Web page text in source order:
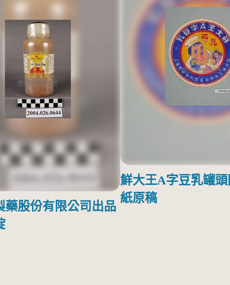
藥股份有限公司出品
鮮大王A字豆乳罐
紙原稿